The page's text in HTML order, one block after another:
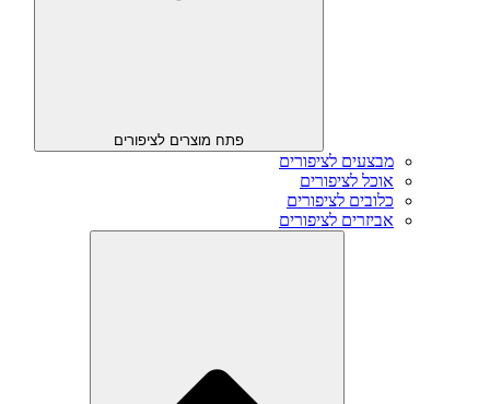
פתח מוצרים לציפורים
מבצעים לציפורים
אוכל לציפורים
כלובים לציפורים
אביזרים לציפורים